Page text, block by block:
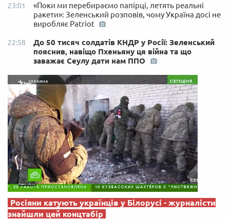
23:01
«Поки ми перебираємо папірці, летять реальні
ракети»: Зеленський розповів, чому Україна досі не
виробляє Patriot
22:58
До 50 тисяч солдатів КНДР у Росії: Зеленський
пояснив, навіщо Пхеньяну ця війна та що
заважає Сеулу дати нам ППО
Росіяни катують українців у Білорусі - журналісти
знайшли цей концтабір